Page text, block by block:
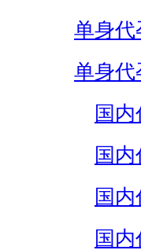
单身代
单身代
国
国
国
国